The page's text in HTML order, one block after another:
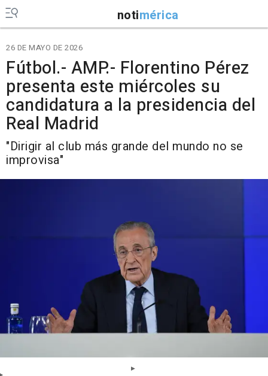
notimérica
26 DE MAYO DE 2026
Fútbol.- AMP.- Florentino Pérez
presenta este miércoles su
candidatura a la presidencia del
Real Madrid
"Dirigir al club más grande del mundo no se
improvisa"